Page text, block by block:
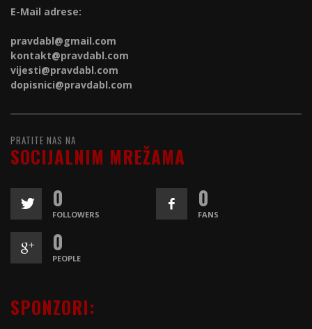
E-Mail adrese:
pravdabl@gmail.com
kontakt@pravdabl.com
vijesti@pravdabl.com
dopisnici@pravdabl.com
PRATITE NAS NA
SOCIJALNIM MREŽAMA
0
FOLLOWERS
0
FANS
0
PEOPLE
SPONZORI: